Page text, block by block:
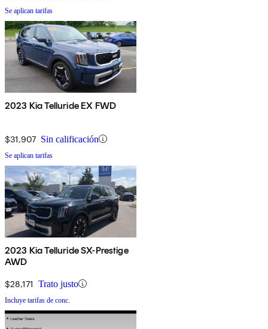
Se aplican tarifas
2023 Kia Telluride EX FWD
$31,907 Sin calificación
Se aplican tarifas
2023 Kia Telluride SX-Prestige
AWD
$28,171 Trato justo
Incluye tarifas de conc.